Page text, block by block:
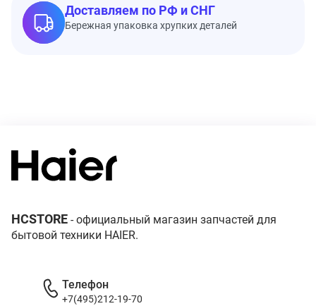
Доставляем по РФ и СНГ
Бережная упаковка хрупких деталей
HCSTORE - официальный магазин запчастей для
бытовой техники HAIER.
Телефон
+7(495)212-19-70